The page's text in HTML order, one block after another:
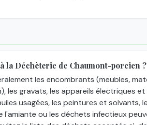
la Déchèterie de Chaumont-porcien ?
les encombrants (meubles,
les gravats, les appareils électriques
usagées, les peintures et solvants,
l'amiante ou les déchets infectieux